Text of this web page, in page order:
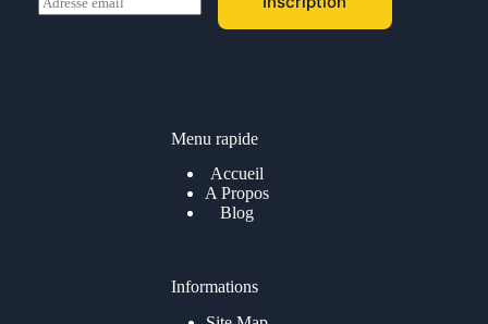
m
Menu rapide
Accueil
A Propos
Blog
Informations